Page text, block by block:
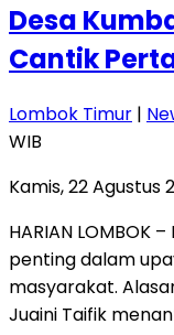
Desa
Cantik
Lombok Timur |
WIB
Kamis, 22 Agustus
HARIAN LOMBOK
penting dalam
masyarakat.
Juaini Taifik